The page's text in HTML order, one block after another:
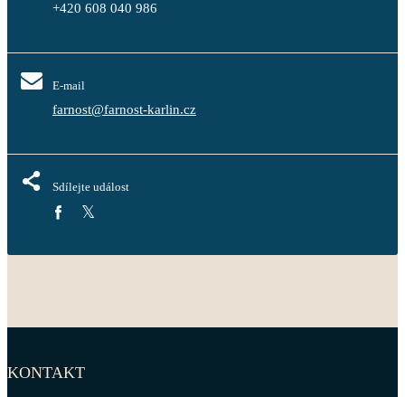
+420 608 040 986
E-mail
farnost@farnost-karlin.cz
Sdílejte událost
KONTAKT